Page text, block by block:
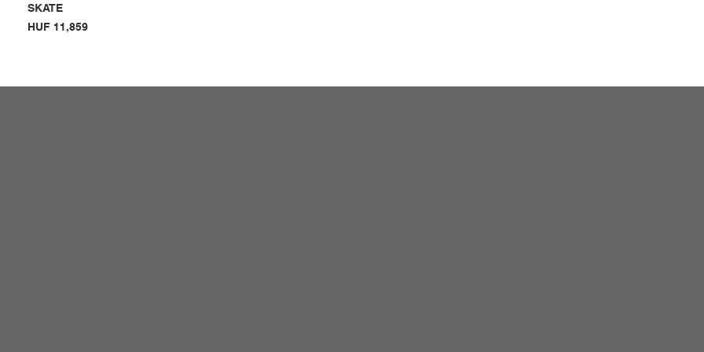
SKATE
Price
HUF 11,859